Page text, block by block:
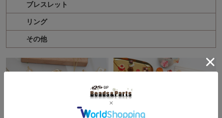
ブレスレット
リング
その他